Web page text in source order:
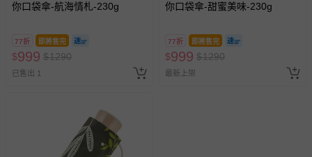
你口袋傘-航海情札-230g
77折 即將售完
$999 $1290
已售出 1
你口袋傘-甜蜜美味-230g
77折 即將售完
$999 $1290
最新上架